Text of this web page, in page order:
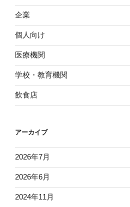
企業
個人向け
医療機関
学校・教育機関
飲食店
アーカイブ
2026年7月
2026年6月
2024年11月